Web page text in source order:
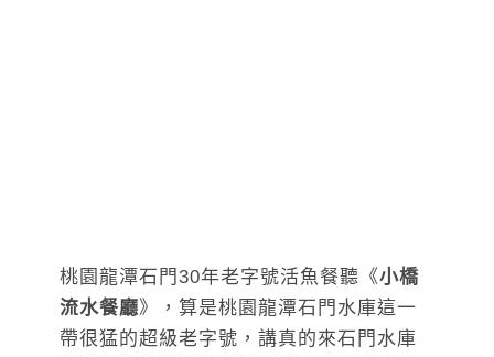
桃園龍潭石門30年老字號活魚餐聽《小橋
流水餐廳》，算是桃園龍潭石門水庫這一
帶很猛的超級老字號，講真的來石門水庫